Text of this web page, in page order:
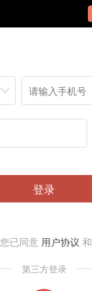
登录
已同意 用户协议 和
第三方登录